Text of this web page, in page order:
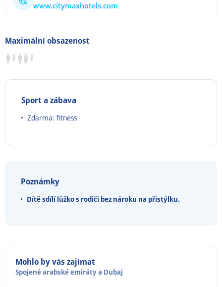
www.citymaxhotels.com
Maximální obsazenost
Sport a zábava
Zdarma: fitness
Poznámky
Dítě sdílí lůžko s rodiči bez nároku na přistýlku.
Mohlo by vás zajímat
Spojené arabské emirátya Dubaj